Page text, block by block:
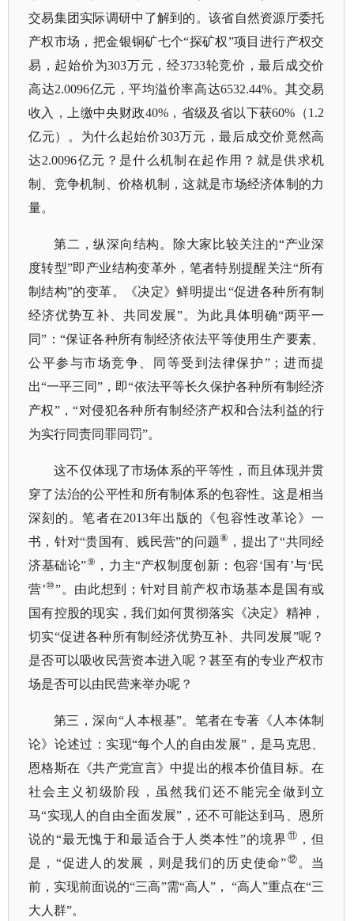
交易集团实际调研中了解到的。该省自然资源厅委托
产权市场，把金银铜矿七个“探矿权”项目进行产权交
易，起始价为303万元，经3733轮竞价，最后成交价
高达2.0096亿元，平均溢价率高达6532.44%。其交易
收入，上缴中央财政40%，省级及省以下获60%（1.2
亿元）。为什么起始价303万元，最后成交价竟然高
达2.0096亿元？是什么机制在起作用？就是供求机
制、竞争机制、价格机制，这就是市场经济体制的力
量。
第二，纵深向结构。除大家比较关注的“产业深
度转型”即产业结构变革外，笔者特别提醒关注“所有
制结构”的变革。《决定》鲜明提出“促进各种所有制
经济优势互补、共同发展”。为此具体明确“两平一
同”：“保证各种所有制经济依法平等使用生产要素、
公平参与市场竞争、同等受到法律保护”；进而提
出“一平三同”，即“依法平等长久保护各种所有制经济
产权”，“对侵犯各种所有制经济产权和合法利益的行
为实行同责同罪同罚”。
这不仅体现了市场体系的平等性，而且体现并贯
穿了法治的公平性和所有制体系的包容性。这是相当
深刻的。笔者在2013年出版的《包容性改革论》一
书，针对“贵国有、贱民营”的问题⑧ ，提出了“共同经
济基础论”⑨ ，力主“产权制度创新：包容‘国有’与‘民
营’⑩”。由此想到；针对目前产权市场基本是国有或
国有控股的现实，我们如何贯彻落实《决定》精神，
切实“促进各种所有制经济优势互补、共同发展”呢？
是否可以吸收民营资本进入呢？甚至有的专业产权市
场是否可以由民营来举办呢？
第三，深向“人本根基”。笔者在专著《人本体制
论》论述过：实现“每个人的自由发展”，是马克思、
恩格斯在《共产党宣言》中提出的根本价值目标。在
社会主义初级阶段，虽然我们还不能完全做到立
马“实现人的自由全面发展”，还不可能达到马、恩所
说的“最无愧于和最适合于人类本性”的境界 ⑪ ，但
是， “促进人的发展，则是我们的历史使命”⑫ 。当
前，实现前面说的“三高”需“高人”， “高人”重点在“三
大人群”。